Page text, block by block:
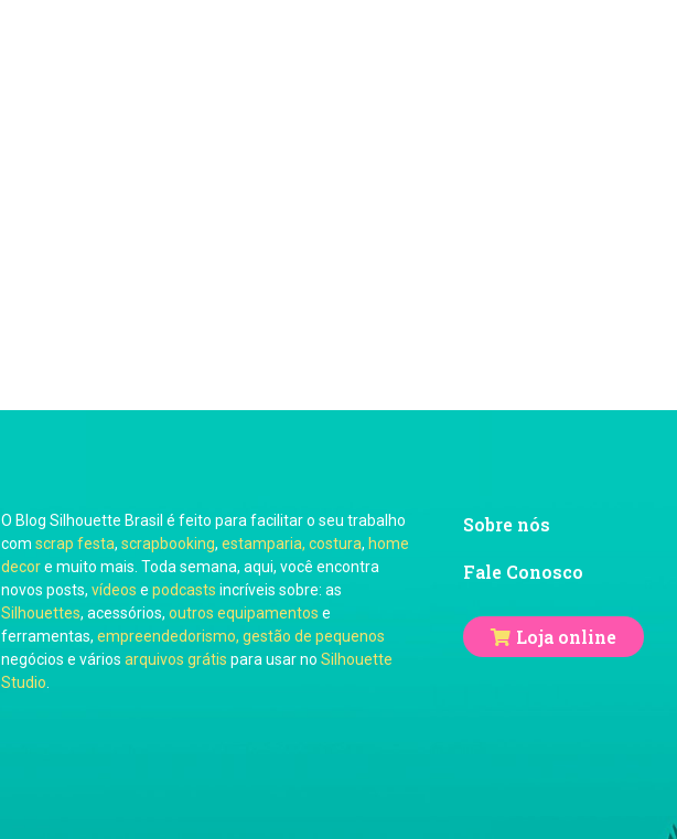
O Blog Silhouette Brasil é feito para facilitar o seu trabalho
com scrap festa, scrapbooking, estamparia, costura, home
decore muito mais. Toda semana, aqui, você encontra
novos posts, vídeos e podcasts incríveis sobre: as
Silhouettes, acessórios, outros equipamentos e
ferramentas, empreendedorismo, gestão de pequenos
negócios e vários arquivos grátis para usar no Silhouette
Studio
Sobre nós
Fale Conosco
Loja online